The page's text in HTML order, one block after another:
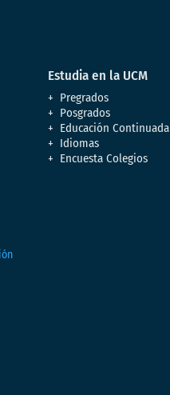
Estudia en la UCM
Pregrados
Posgrados
Educación Continuada
Idiomas
Encuesta Colegios